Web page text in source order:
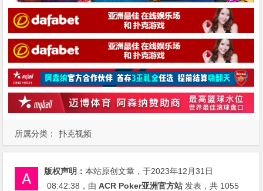
所属分类： 扑克视频
版权声明：本站原创文章，于2023年12月31日
08:42:38 ，由ACR Poker亚洲官方站 发表，共 1055